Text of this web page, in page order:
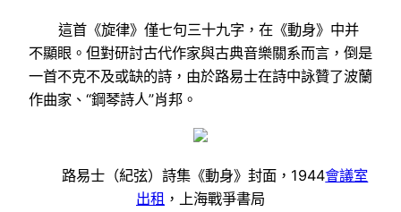
這首《旋律》僅七句三十九字，在《動身》中并
不顯眼。但對研討古代作家與古典音樂關系而言，倒是
一首不克不及或缺的詩，由於路易士在詩中詠贊了波蘭
作曲家、“鋼琴詩人”肖邦。
路易士（紀弦）詩集《動身》封面，1944會議室
出租 ，上海戰爭書局